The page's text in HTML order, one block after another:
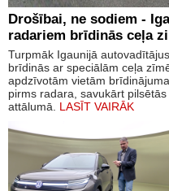
Drošībai, ne sodiem -
radariem brīdinās ceļa
Turpmāk Igaunijā
brīdinās ar speciālām ceļa
apdzīvotām vietām
pirms radara, savukārt
attālumā. LASĪT VAIRĀK